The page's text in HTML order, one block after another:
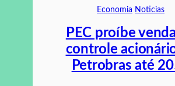
Economia Noticias
PEC proíbe
controle
Petrobras até